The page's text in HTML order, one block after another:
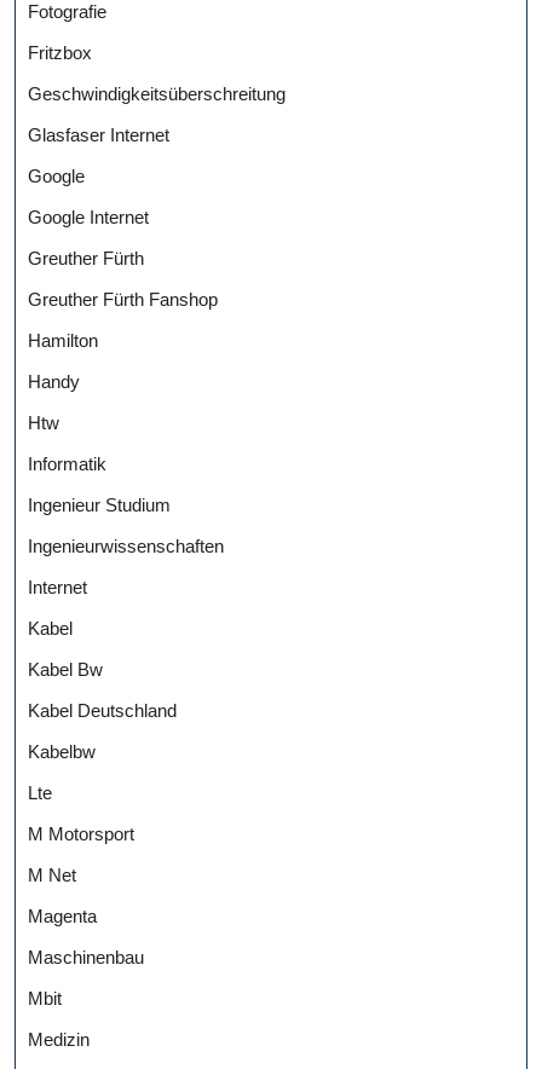
Fotografie
Fritzbox
Geschwindigkeitsüberschreitung
Glasfaser Internet
Google
Google Internet
Greuther Fürth
Greuther Fürth Fanshop
Hamilton
Handy
Htw
Informatik
Ingenieur Studium
Ingenieurwissenschaften
Internet
Kabel
Kabel Bw
Kabel Deutschland
Kabelbw
Lte
M Motorsport
M Net
Magenta
Maschinenbau
Mbit
Medizin